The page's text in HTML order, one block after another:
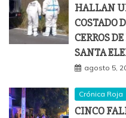
HALLAN
COSTADO
CERROS
SANTA
agosto 5,
Crónica Roja
CINCO